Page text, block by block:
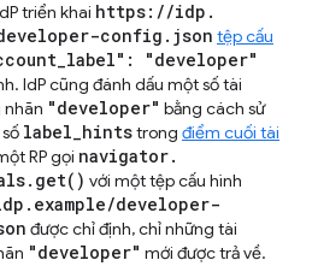
triển khai https: //idp .
config . json tệp cấu
_label": "developer"
IdP cũng đánh dấu một số tài
nhãn "developer" bằng cách sử
label_hintstrong điểm cuối tài
RP gọi navigator.
. get( ) với một tệp cấu hình
. example/developer-
được chỉ định, chỉ những tài
"developer" mới được trả về.